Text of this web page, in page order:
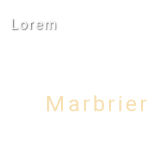
Lorem